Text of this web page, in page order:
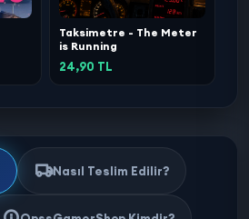
Taksimetre - The Meter
is Running
24,90 TL
Nasıl Teslim Edilir?